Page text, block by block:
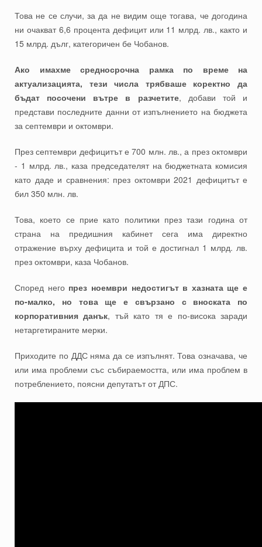
Това не се случи, за да не видим още тогава, че догодина
ни очакват 6,6 процента дефицит или 11 млрд. лв., както и
15 млрд. дълг, категоричен бе Чобанов.
Ако имахме средносрочна рамка по време на
актуализацията, тези числа трябваше коректно да
бъдат посочени вътре в разчетите, добави той и
представи последните данни от изпълнението на бюджета
за септември и октомври.
През септември дефицитът е 700 млн. лв., а през октомври
- 1 млрд. лв., каза председателят на бюджетната комисия
като даде и сравнения: през октомври 2021 дефицитът е
бил 350 млн. лв.
Това, което се прие като политики през тази година от
страна на предишния кабинет сега има директно
отражение върху дефицита и той е достигнал 1 млрд. лв.
през октомври, каза Чобанов.
Според него през ноември недостигът в хазната ще е
по-малко, но това ще е свързано с вноската по
корпоративния данък, тъй като тя е по-висока заради
нетаргетираните мерки.
Приходите по ДДС няма да се изпълнят. Това означава, че
или има проблеми със събираемостта, или има проблем в
потреблението, поясни депутатът от ДПС.